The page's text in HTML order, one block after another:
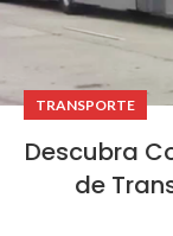
TRANSPORTE
Descubra
de